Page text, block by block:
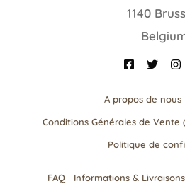
1140
A propos de nous
Conditions Générales de Vente
Politique de
FAQ Informations & Livraisons​